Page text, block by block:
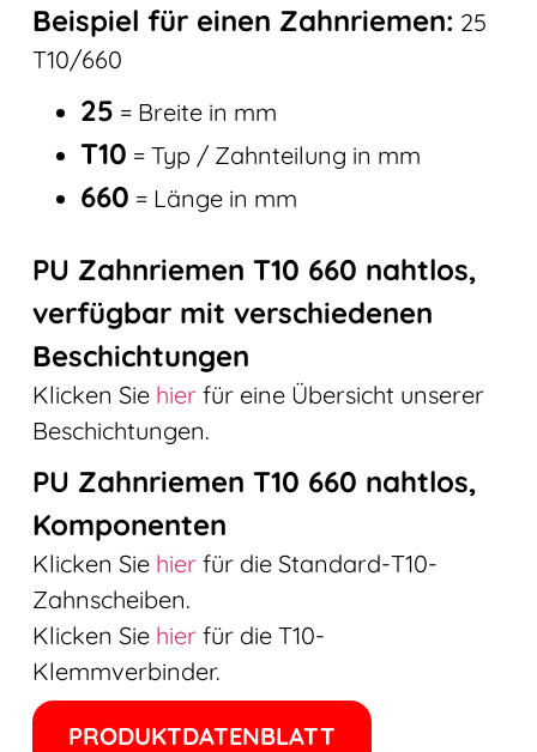
Beispiel für einen Zahnriemen: 25
T10/660
25 = Breite in mm
T10 = Typ / Zahnteilung in mm
660 = Länge in mm
PU Zahnriemen T10 660 nahtlos,
verfügbar mit verschiedenen
Beschichtungen
Klicken Sie hierfür eine Übersicht unserer
Beschichtungen.
PU Zahnriemen T10 660 nahtlos,
Komponenten
Klicken Sie hierfür die Standard-T10-
Zahnscheiben.
Klicken Sie hierfür die T10-
Klemmverbinder.
PRODUKTDATENBLATT